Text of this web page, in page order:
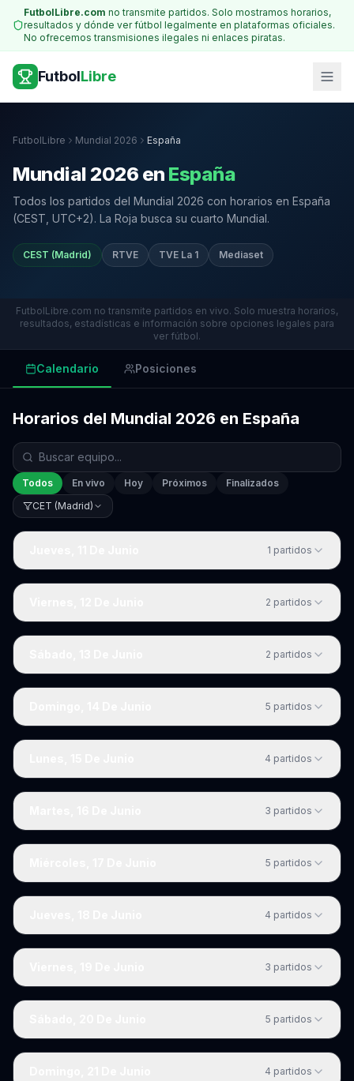
FutbolLibre.com no transmite partidos. Solo mostramos horarios,
resultados y dónde ver fútbol legalmente en plataformas oficiales.
No ofrecemos transmisiones ilegales ni enlaces piratas.
FutbolLibre
FutbolLibre Mundial 2026 España
Mundial 2026 en España
Todos los partidos del Mundial 2026 con horarios en España
(CEST, UTC+2). La Roja busca su cuarto Mundial.
CEST (Madrid) RTVE TVE La 1 Mediaset
FutbolLibre.com no transmite partidos en vivo. Solo muestra horarios,
resultados, estadísticas e información sobre opciones legales para
ver fútbol.
Calendario Posiciones
Horarios del Mundial 2026 en España
Todos En vivo Hoy Próximos
Finalizados
CET (Madrid)
1 partidos
2 partidos
2 partidos
5 partidos
4 partidos
3 partidos
5 partidos
4 partidos
3 partidos
5 partidos
4 partidos